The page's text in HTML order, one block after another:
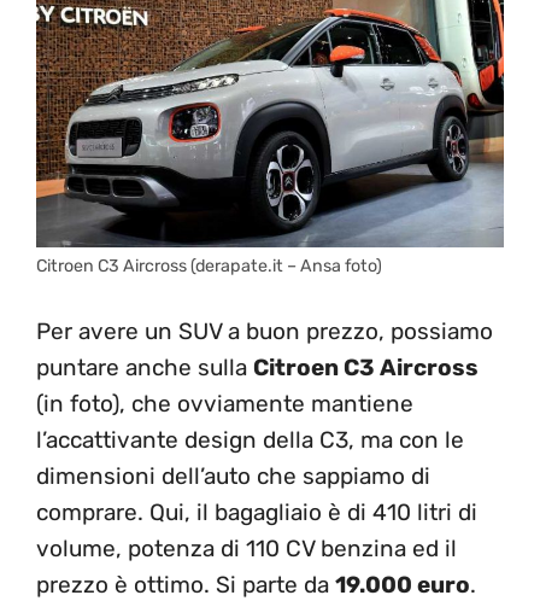
Citroen C3 Aircross (derapate.it – Ansa foto)
Per avere un SUV a buon prezzo, possiamo
puntare anche sulla Citroen C3 Aircross
(in foto), che ovviamente mantiene
l’accattivante design della C3, ma con le
dimensioni dell’auto che sappiamo di
comprare. Qui, il bagagliaio è di 410 litri di
volume, potenza di 110 CV benzina ed il
prezzo è ottimo. Si parte da 19.000 euro.